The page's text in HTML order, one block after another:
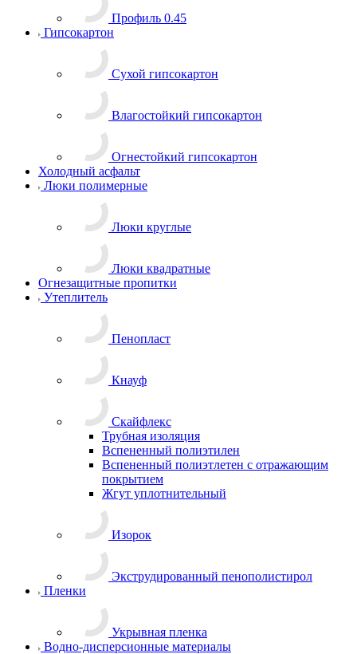
Профиль 0.45
Гипсокартон
Сухой гипсокартон
Влагостойкий гипсокартон
Огнестойкий гипсокартон
Холодный асфальт
Люки полимерные
Люки круглые
Люки квадратные
Огнезащитные пропитки
Утеплитель
Пенопласт
Кнауф
Скайфлекс
Трубная изоляция
Вспененный полиэтилен
Вспененный полиэтлетен с отражающим
покрытием
Жгут уплотнительный
Изорок
Экструдированный пенополистирол
Пленки
Укрывная пленка
Водно-дисперсионные материалы